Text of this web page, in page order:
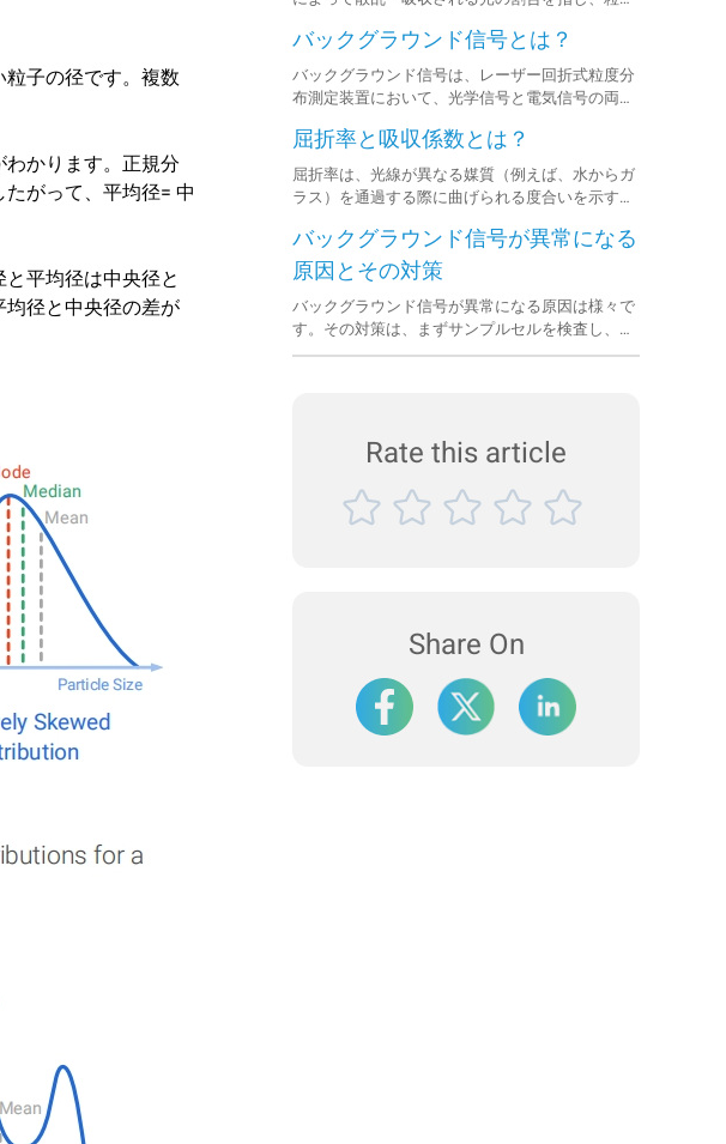
子の径です。複数
かります。正規分
がって、平均径= 中
平均径は中央径と
径と中央径の差が
ンが高いほど、測定ゾーン内での光の遮蔽率が増
し、粒子濃度が高いことを意味します。
バックグラウンド信号とは？
バックグラウンド信号は、レーザー回折式粒度分
布測定装置において、光学信号と電気信号の両方
屈折率と吸収係数とは？
屈折率は、光線が異なる媒質（例えば、水からガ
ラス）を通過する際に曲げられる度合いを示す指
れだけ吸収されるかを示します。
バックグラウンド信号が異常になる
原因とその対策
バックグラウンド信号が異常になる原因は様々で
す。その対策は、まずサンプルセルを検査し、次
にレーザー光源とレンズを検査し、最後にアライ
Rate this article
Share On